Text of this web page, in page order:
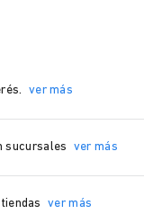
ver más
sucursales ver más
ver más